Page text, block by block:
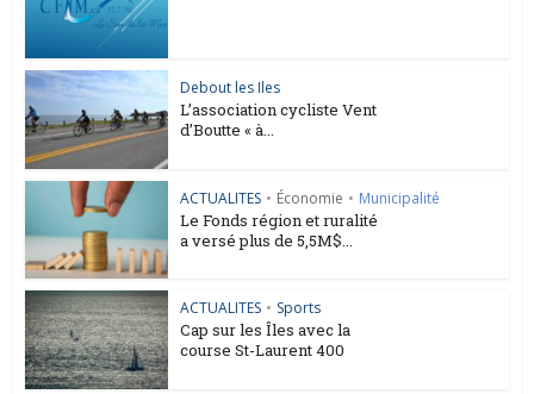
Debout les Iles
L’association cycliste Vent
d’Boutte « à...
ACTUALITES • Économie • Municipalité
Le Fonds région et ruralité
a versé plus de 5,5M$...
ACTUALITES • Sports
Cap sur les Îles avec la
course St-Laurent 400